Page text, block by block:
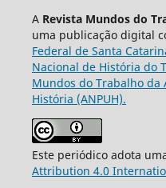
A Revista Mundos do
uma publicação digital
Federal de Santa
Nacional de História do
Mundos do Trabalho da
História (ANPUH).
Este periódico adota
Attribution 4.0